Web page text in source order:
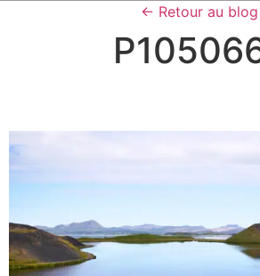
← Retour au blog